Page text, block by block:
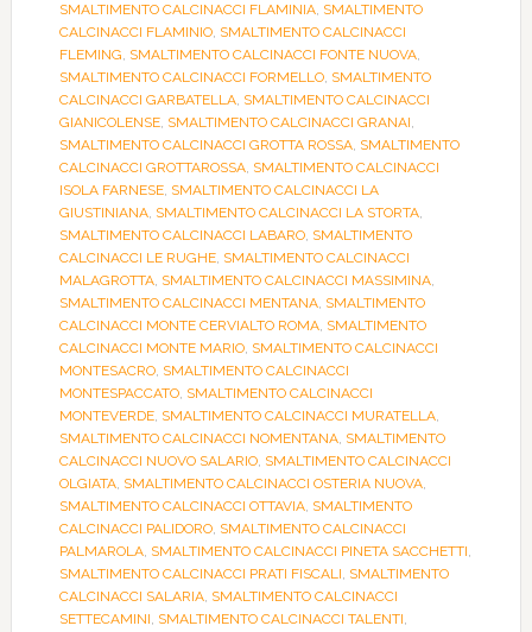
SMALTIMENTO CALCINACCI FLAMINIA, SMALTIMENTO
CALCINACCI FLAMINIO, SMALTIMENTO CALCINACCI
FLEMING, SMALTIMENTO CALCINACCI FONTE NUOVA,
SMALTIMENTO CALCINACCI FORMELLO, SMALTIMENTO
CALCINACCI GARBATELLA, SMALTIMENTO CALCINACCI
GIANICOLENSE, SMALTIMENTO CALCINACCI GRANAI,
SMALTIMENTO CALCINACCI GROTTA ROSSA, SMALTIMENTO
CALCINACCI GROTTAROSSA, SMALTIMENTO CALCINACCI
ISOLA FARNESE, SMALTIMENTO CALCINACCI LA
GIUSTINIANA, SMALTIMENTO CALCINACCI LA STORTA,
SMALTIMENTO CALCINACCI LABARO, SMALTIMENTO
CALCINACCI LE RUGHE, SMALTIMENTO CALCINACCI
MALAGROTTA, SMALTIMENTO CALCINACCI MASSIMINA,
SMALTIMENTO CALCINACCI MENTANA, SMALTIMENTO
CALCINACCI MONTE CERVIALTO ROMA, SMALTIMENTO
CALCINACCI MONTE MARIO, SMALTIMENTO CALCINACCI
MONTESACRO, SMALTIMENTO CALCINACCI
MONTESPACCATO, SMALTIMENTO CALCINACCI
MONTEVERDE, SMALTIMENTO CALCINACCI MURATELLA,
SMALTIMENTO CALCINACCI NOMENTANA, SMALTIMENTO
CALCINACCI NUOVO SALARIO, SMALTIMENTO CALCINACCI
OLGIATA, SMALTIMENTO CALCINACCI OSTERIA NUOVA,
SMALTIMENTO CALCINACCI OTTAVIA, SMALTIMENTO
CALCINACCI PALIDORO, SMALTIMENTO CALCINACCI
PALMAROLA, SMALTIMENTO CALCINACCI PINETA SACCHETTI,
SMALTIMENTO CALCINACCI PRATI FISCALI, SMALTIMENTO
CALCINACCI SALARIA, SMALTIMENTO CALCINACCI
SETTECAMINI, SMALTIMENTO CALCINACCI TALENTI,